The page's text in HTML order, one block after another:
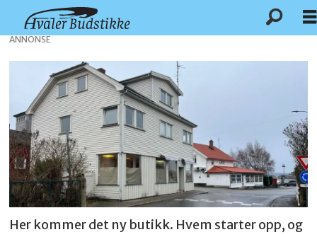
ANNONSE
Her kommer det ny butikk. Hvem starter opp, og